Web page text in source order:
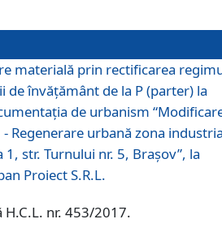
materială prin rectificarea
de învăţământ de la P (parter) la
de urbanism
- Regenerare urbană zona
str. Turnului nr. 5, Braşov”, la
Proiect S.R.L.
H.C.L. nr. 453/2017.